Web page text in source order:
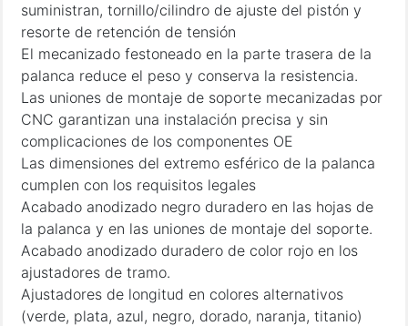
suministran, tornillo/cilindro de ajuste del pistón y
resorte de retención de tensión
El mecanizado festoneado en la parte trasera de la
palanca reduce el peso y conserva la resistencia.
Las uniones de montaje de soporte mecanizadas por
CNC garantizan una instalación precisa y sin
complicaciones de los componentes OE
Las dimensiones del extremo esférico de la palanca
cumplen con los requisitos legales
Acabado anodizado negro duradero en las hojas de
la palanca y en las uniones de montaje del soporte.
Acabado anodizado duradero de color rojo en los
ajustadores de tramo.
Ajustadores de longitud en colores alternativos
(verde, plata, azul, negro, dorado, naranja, titanio)